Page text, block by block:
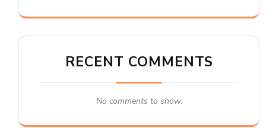
RECENT COMMENTS
No comments to show.